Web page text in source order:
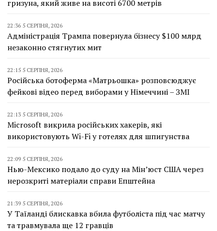
гризуна, який живе на висоті 6700 метрів
22:36 5 СЕРПНЯ, 2026
Адміністрація Трампа повернула бізнесу $100 млрд
незаконно стягнутих мит
22:15 5 СЕРПНЯ, 2026
Російська ботоферма «Матрьошка» розповсюджує
фейкові відео перед виборами у Німеччині – ЗМІ
22:13 5 СЕРПНЯ, 2026
Microsoft викрила російських хакерів, які
використовують Wi-Fi у готелях для шпигунства
22:09 5 СЕРПНЯ, 2026
Нью-Мексико подало до суду на Мін’юст США через
нерозкриті матеріали справи Епштейна
21:39 5 СЕРПНЯ, 2026
У Таїланді блискавка вбила футболіста під час матчу
та травмувала ще 12 гравців